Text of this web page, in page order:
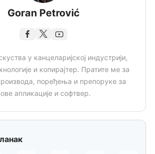
Goran Petrović
у канцеларијској индустрији,
и копирајтер. Пратите ме за
поређења и препоруке за
апликације и софтвер.